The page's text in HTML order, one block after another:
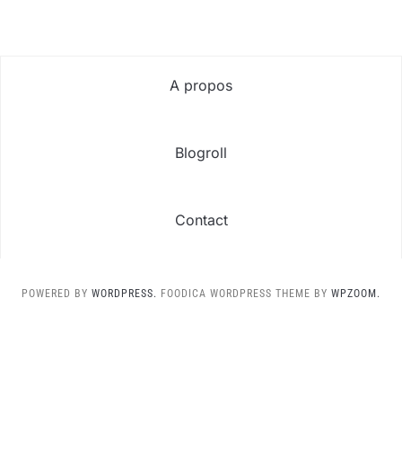
A propos
Blogroll
Contact
POWERED BY WORDPRESS. FOODICA WORDPRESS THEME BY WPZOOM.